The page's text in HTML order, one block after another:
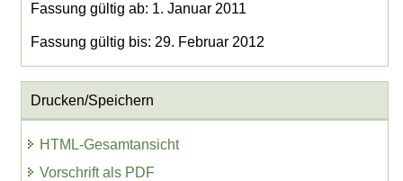
Fassung gültig ab: 1. Januar 2011
Fassung gültig bis: 29. Februar 2012
Drucken/Speichern
HTML-Gesamtansicht
Vorschrift als PDF